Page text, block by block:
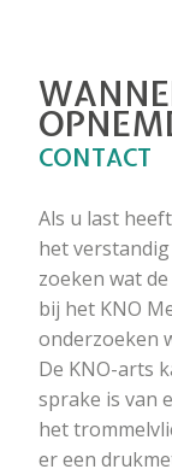
CONTACT
Als u last
het
zoeken wat
bij het KNO
onderzoeken
De KNO-arts
sprake is van
het
er een